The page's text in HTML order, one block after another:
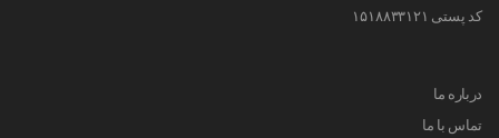
کد پستی ۱۵۱۸۸۳۳۱۲۱
درباره ما
تماس با ما